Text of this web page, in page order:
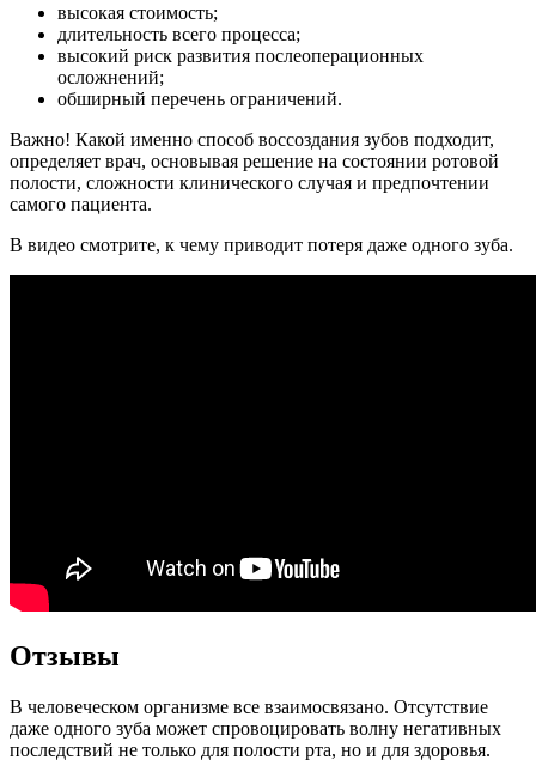
высокая стоимость;
длительность всего процесса;
высокий риск развития послеоперационных
осложнений;
обширный перечень ограничений.
Важно! Какой именно способ воссоздания зубов подходит,
определяет врач, основывая решение на состоянии ротовой
полости, сложности клинического случая и предпочтении
самого пациента.
В видео смотрите, к чему приводит потеря даже одного зуба.
Отзывы
В человеческом организме все взаимосвязано. Отсутствие
даже одного зуба может спровоцировать волну негативных
последствий не только для полости рта, но и для здоровья.